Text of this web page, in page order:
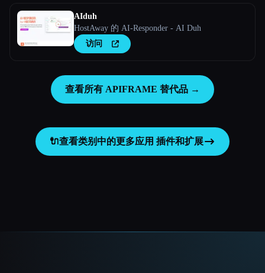
AIduh
HostAway 的 AI-Responder - AI Duh
访问
查看所有 APIFRAME 替代品 →
🔌查看类别中的更多应用 插件和扩展